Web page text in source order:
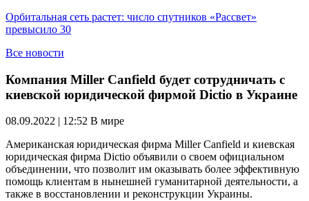
Орбитальная сеть растет: число спутников «Рассвет»
превысило 30
Все новости
Компания Miller Canfield будет сотрудничать с
киевской юридической фирмой Dictio в Украине
08.09.2022 | 12:52 В мире
Американская юридическая фирма Miller Canfield и киевская
юридическая фирма Dictio объявили о своем официальном
объединении, что позволит им оказывать более эффективную
помощь клиентам в нынешней гуманитарной деятельности, а
также в восстановлении и реконструкции Украины.